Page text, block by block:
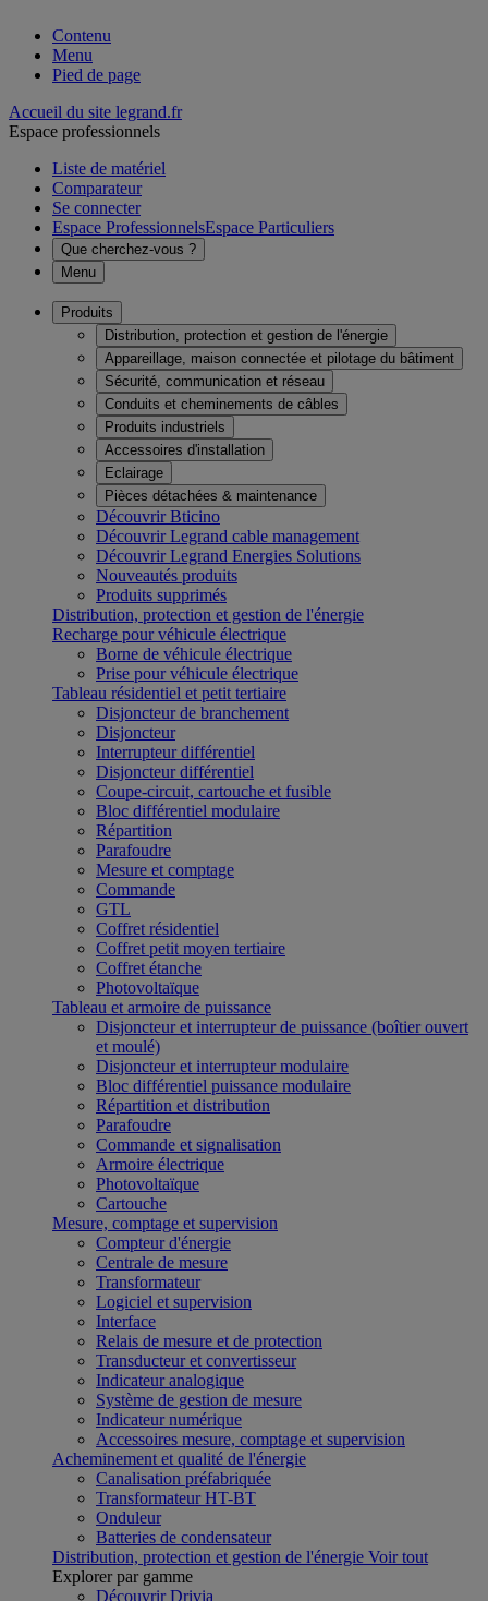
Contenu
Menu
Pied de page
Accueil du site legrand.fr
Espace professionnels
Liste de matériel
Comparateur
Se connecter
Espace ProfessionnelsEspace Particuliers
Que cherchez-vous ?
Menu
Produits
Distribution, protection et gestion de l'énergie
Appareillage, maison connectée et pilotage du bâtiment
Sécurité, communication et réseau
Conduits et cheminements de câbles
Produits industriels
Accessoires d'installation
Eclairage
Pièces détachées & maintenance
Découvrir Bticino
Découvrir Legrand cable management
Découvrir Legrand Energies Solutions
Nouveautés produits
Produits supprimés
Distribution, protection et gestion de l'énergie
Recharge pour véhicule électrique
Borne de véhicule électrique
Prise pour véhicule électrique
Tableau résidentiel et petit tertiaire
Disjoncteur de branchement
Disjoncteur
Interrupteur différentiel
Disjoncteur différentiel
Coupe-circuit, cartouche et fusible
Bloc différentiel modulaire
Répartition
Parafoudre
Mesure et comptage
Commande
GTL
Coffret résidentiel
Coffret petit moyen tertiaire
Coffret étanche
Photovoltaïque
Tableau et armoire de puissance
Disjoncteur et interrupteur de puissance (boîtier ouvert
et moulé)
Disjoncteur et interrupteur modulaire
Bloc différentiel puissance modulaire
Répartition et distribution
Parafoudre
Commande et signalisation
Armoire électrique
Photovoltaïque
Cartouche
Mesure, comptage et supervision
Compteur d'énergie
Centrale de mesure
Transformateur
Logiciel et supervision
Interface
Relais de mesure et de protection
Transducteur et convertisseur
Indicateur analogique
Système de gestion de mesure
Indicateur numérique
Accessoires mesure, comptage et supervision
Acheminement et qualité de l'énergie
Canalisation préfabriquée
Transformateur HT-BT
Onduleur
Batteries de condensateur
Distribution, protection et gestion de l'énergie Voir tout
Explorer par gamme
Découvrir Drivia